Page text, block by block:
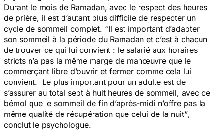
Durant le mois de Ramadan, avec le respect des heures
de prière, il est d’autant plus difficile de respecter un
cycle de sommeil complet. ‘’Il est important d’adapter
son sommeil à la période du Ramadan et c’est à chacun
de trouver ce qui lui convient : le salarié aux horaires
stricts n’a pas la même marge de manœuvre que le
commerçant libre d’ouvrir et fermer comme cela lui
convient. Le plus important pour un adulte est de
s’assurer au total sept à huit heures de sommeil, avec ce
bémol que le sommeil de fin d’après-midi n’offre pas la
même qualité de récupération que celui de la nuit’’,
conclut le psychologue.